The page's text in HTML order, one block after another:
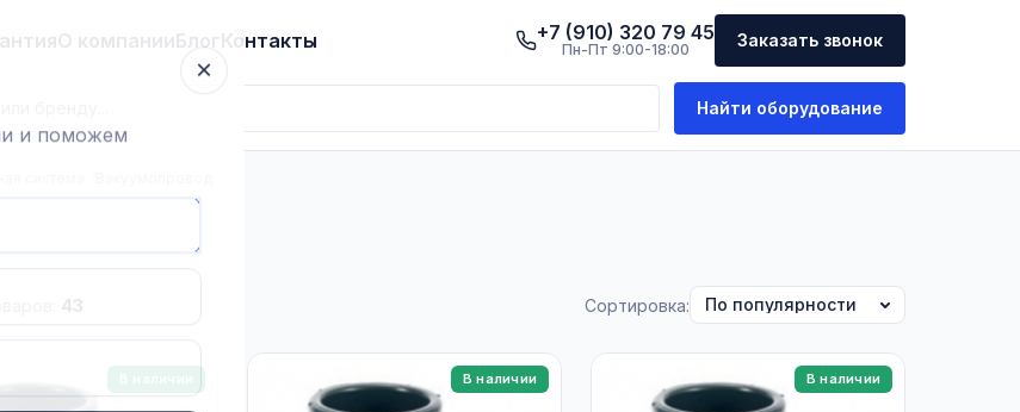
О компанииБлогКонтакты +7 (910) 320 79 45
Пн-Пт 9:00-18:00 Заказать звонок
Найти оборудование
43 Сортировка:
В наличии В наличии
×
и поможем